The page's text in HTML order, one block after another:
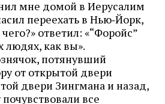
мне домой в Иерусалим
переехать в Нью‑Йорк,
ответил: «“Форойс”
людях, как вы».
потянувший
от открытой двери
двери Зингмана и назад,
все